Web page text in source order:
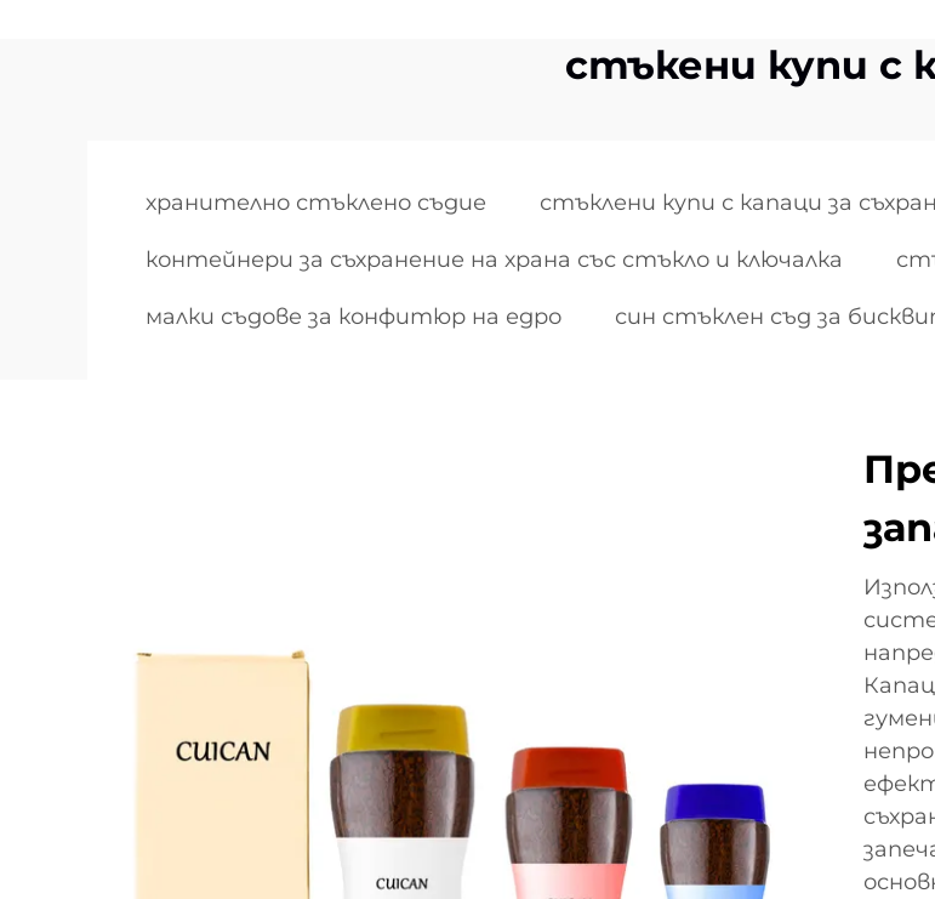
стъкени купи с
хранително стъклено съдие стъклени купи с капаци за
контейнери за съхранение на храна със стъкло и ключалка
малки съдове за конфитюр на едро син стъклен съд за